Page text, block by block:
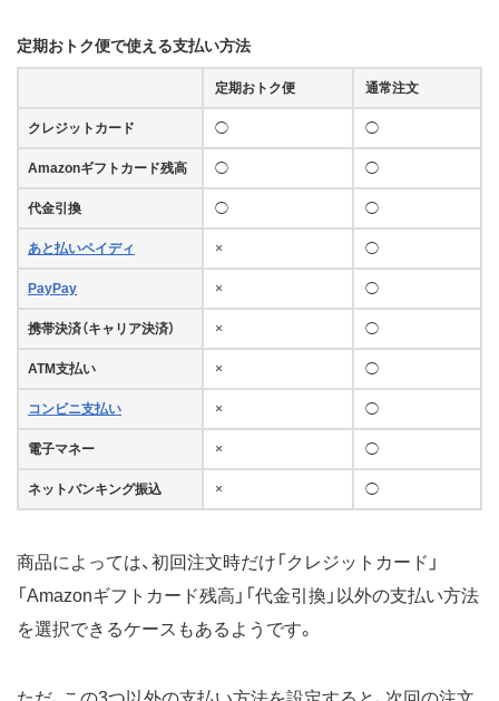
定期おトク便で使える支払い方法
定期おトク便 通常注文
クレジットカード ◯ ◯
Amazonギフトカード残高 ◯ ◯
代金引換 ◯ ◯
あと払いペイディ × ◯
PayPay × ◯
携帯決済（キャリア決済） × ◯
ATM支払い × ◯
コンビニ支払い × ◯
電子マネー × ◯
ネットバンキング振込 × ◯
商品によっては、初回注文時だけ「クレジットカード」
「Amazonギフトカード残高」「代金引換」以外の支払い方法
を選択できるケースもあるようです。